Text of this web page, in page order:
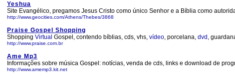
Yeshua
Site Evangélico, pregamos Jesus Cristo como único Senhor e a Bíblia como
http://www.geocities.com/Athens/Thebes/3868
Praise Gospel Shopping
Shopping Virtual Gospel, contendo bíblias, cds, vhs, vídeo, porcelana, dvd ,
http://www.praise.com.br
Ame Mp3
Informações sobre música Gospel: notícias, venda de cds, links e download de
http://www.amemp3.kit.net